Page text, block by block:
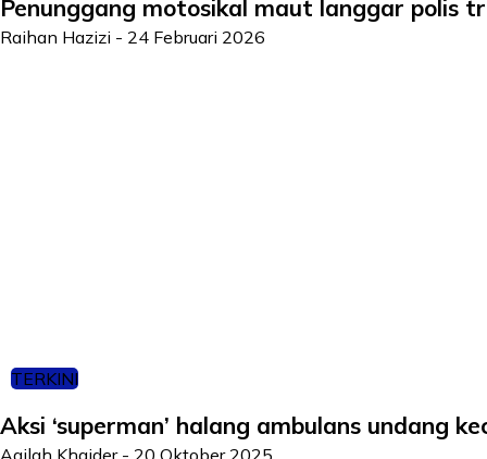
Penunggang motosikal maut langgar polis
Raihan Hazizi - 24 Februari 2026
TERKINI
Aksi ‘superman’ halang ambulans undang
Aqilah Khaider - 20 Oktober 2025